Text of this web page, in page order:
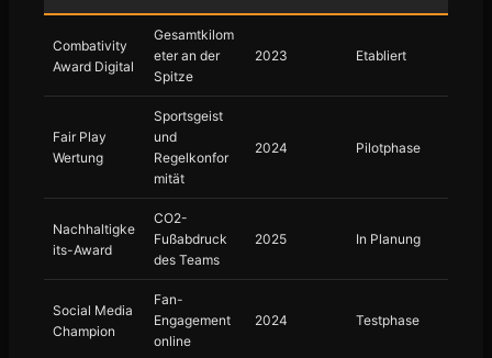
Combativity
Award Digital
Gesamtkilom
eter an der
Spitze
2023 Etabliert
Fair Play
Wertung
Sportsgeist
und
Regelkonfor
mität
2024 Pilotphase
Nachhaltigke
its-Award
CO2-
Fußabdruck
des Teams
2025 In Planung
Social Media
Champion
Fan-
Engagement
online
2024 Testphase